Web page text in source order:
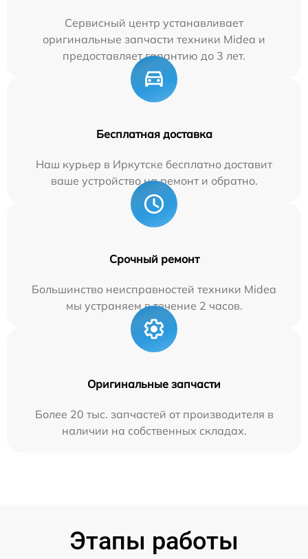
Сервисный центр устанавливает
оригинальные запчасти техники Midea и
предоставляет гарантию до 3 лет.
Бесплатная доставка
Наш курьер в Иркутске бесплатно доставит
ваше устройство на ремонт и обратно.
Срочный ремонт
Большинство неисправностей техники Midea
мы устраняем в течение 2 часов.
Оригинальные запчасти
Более 20 тыс. запчастей от производителя в
наличии на собственных складах.
Этапы работы